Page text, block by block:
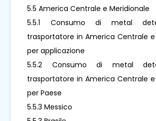
5.5 America Centrale e Meridionale
5.5.1 Consumo di metal
trasportatore in America Centrale e
per applicazione
5.5.2 Consumo di metal
trasportatore in America Centrale e
per Paese
5.5.3 Messico